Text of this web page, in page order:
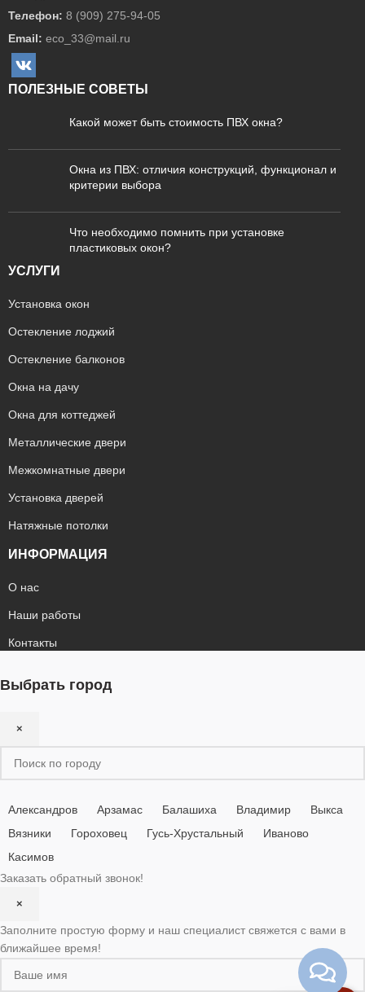
Телефон: 8 (909) 275-94-05
Email: eco_33@mail.ru
ПОЛЕЗНЫЕ СОВЕТЫ
Какой может быть стоимость ПВХ окна?
Окна из ПВХ: отличия конструкций, функционал и
критерии выбора
Что необходимо помнить при установке
пластиковых окон?
УСЛУГИ
Установка окон
Остекление лоджий
Остекление балконов
Окна на дачу
Окна для коттеджей
Металлические двери
Межкомнатные двери
Установка дверей
Натяжные потолки
ИНФОРМАЦИЯ
О нас
Наши работы
Контакты
Выбрать город
×
Александров Арзамас Балашиха Владимир
Выкса
Вязники
Гороховец Гусь-Хрустальный
Иваново
Касимов
Заказать обратный звонок!
×
Заполните простую форму и наш специалист свяжется с вами в
ближайшее время!